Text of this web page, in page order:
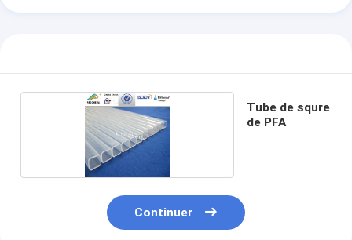
Tube de squre
de PFA
Continuer